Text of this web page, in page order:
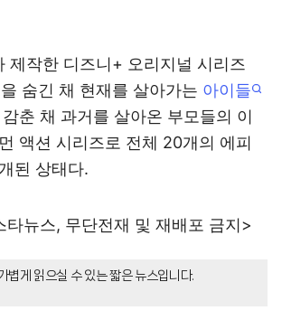
제작한 디즈니+ 오리지널 시리즈
숨긴 채 현재를 살아가는 아이들
춘 채 과거를 살아온 부모들의 이
액션 시리즈로 전체 20개의 에피
된 상태다.
뉴스, 무단전재 및 재배포 금지>
볍게 읽으실 수 있는 짧은 뉴스입니다.